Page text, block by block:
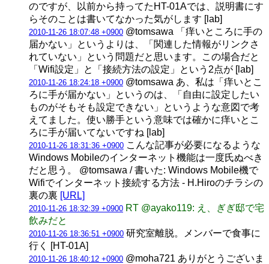
のですが、以前から持ってたHT-01Aでは、説明書にす
らそのことは書いてなかった気がします [lab]
2010-11-26 18:07:48 +0900 @tomsawa 「痒いところに手の
届かない」というよりは、「関連した情報がリンクさ
れていない」という問題だと思います。この場合だと
「Wifi設定」と「接続方法の設定」という2点が [lab]
2010-11-26 18:24:18 +0900 @tomsawa あ、私は「痒いとこ
ろに手が届かない」というのは、「自由に設定したい
ものがそもそも設定できない」というような意図で考
えてました。使い勝手という意味では確かに痒いとこ
ろに手が届いてないですね [lab]
2010-11-26 18:31:36 +0900 こんな記事が必要になるような
Windows Mobileのインターネット機能は一度氏ぬべき
だと思う。 @tomsawa / 書いた: Windows Mobile機で
Wifiでインターネット接続する方法 - H.Hiroのチラシの
裏の裏 [URL]
2010-11-26 18:32:39 +0900 RT @ayako119: え、ぎぎ邸で宅
飲みだと
2010-11-26 18:36:51 +0900 研究室離脱。メンバーで食事に
行く [HT-01A]
2010-11-26 18:40:12 +0900 @moha721 ありがとうございま